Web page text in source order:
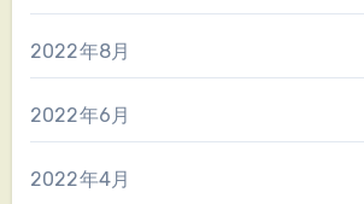
2022年8月
2022年6月
2022年4月